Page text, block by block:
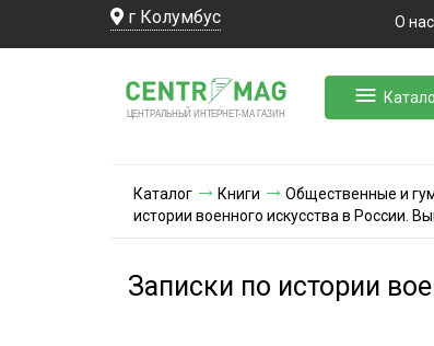
г Колумбус О нас
ЦЕНТРАЛЬНЫЙ ИНТЕРНЕТ-МА ГАЗИН
Каталог Книги Общественные и
истории военного искусства в России.
Записки по истории